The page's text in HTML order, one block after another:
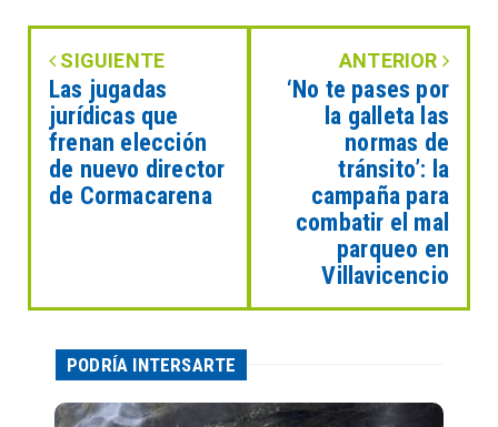
SIGUIENTE
Las jugadas
jurídicas que
frenan elección
de nuevo director
de Cormacarena
ANTERIOR
‘No te pases por
la galleta las
normas de
tránsito’: la
campaña para
combatir el mal
parqueo en
Villavicencio
PODRÍA INTERSARTE